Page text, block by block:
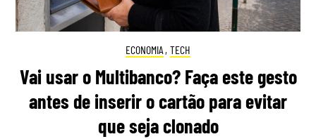
ECONOMIA , TECH
Vai usar o Multibanco? Faça este gesto
antes de inserir o cartão para evitar
que seja clonado